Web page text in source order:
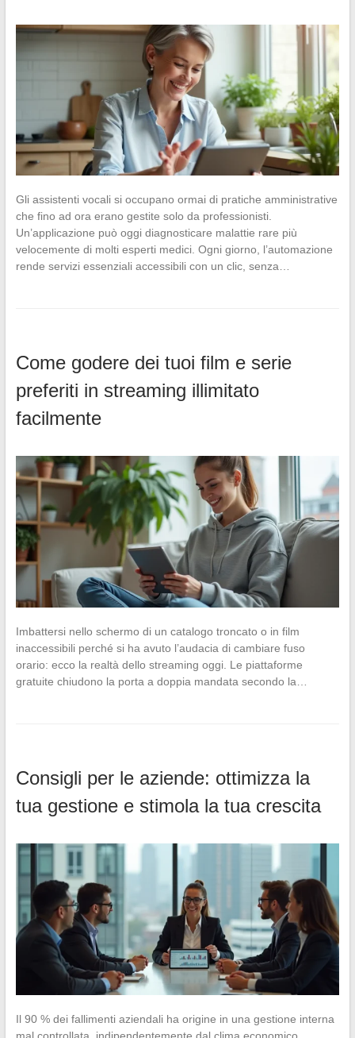
Gli assistenti vocali si occupano ormai di pratiche amministrative
che fino ad ora erano gestite solo da professionisti.
Un’applicazione può oggi diagnosticare malattie rare più
velocemente di molti esperti medici. Ogni giorno, l’automazione
rende servizi essenziali accessibili con un clic, senza…
Come godere dei tuoi film e serie
preferiti in streaming illimitato
facilmente
Imbattersi nello schermo di un catalogo troncato o in film
inaccessibili perché si ha avuto l’audacia di cambiare fuso
orario: ecco la realtà dello streaming oggi. Le piattaforme
gratuite chiudono la porta a doppia mandata secondo la…
Consigli per le aziende: ottimizza la
tua gestione e stimola la tua crescita
Il 90 % dei fallimenti aziendali ha origine in una gestione interna